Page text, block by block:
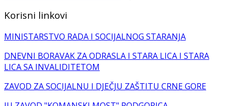
Korisni linkovi
MINISTARSTVO RADA I SOCIJALNOG STARANJA
DNEVNI BORAVAK ZA ODRASLA I STARA LICA I STARA
LICA SA INVALIDITETOM
ZAVOD ZA SOCIJALNU I DJEČJU ZAŠTITU CRNE GORE